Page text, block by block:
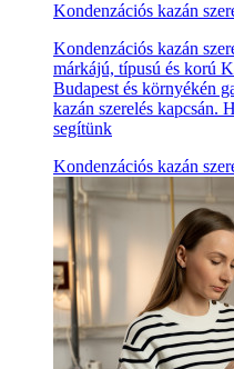
Kondenzációs kazán
Kondenzációs kazán
márkájú, típusú és korú
Budapest és környékén
kazán szerelés kapcsán.
segítünk
Kondenzációs kazán